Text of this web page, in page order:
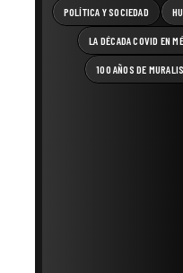
POLÍTICA Y SOCIEDAD
LA DÉCADA COVID EN
100 AÑOS DE